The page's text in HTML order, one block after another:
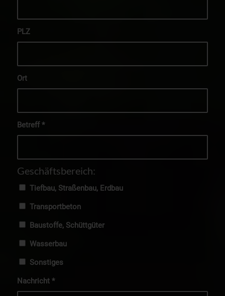
PLZ
Ort
Betreff*
Geschäftsbereich:
Tiefbau, Straßenbau, Erdbau
Transportbeton
Baustoffe, Schüttgüter
Wasserbau
Sonstiges
Nachricht *